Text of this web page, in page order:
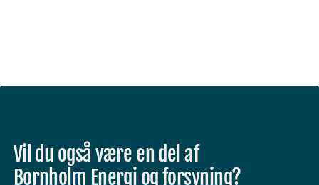
Vil du også være en del af
Bornholm Energi og forsyning?